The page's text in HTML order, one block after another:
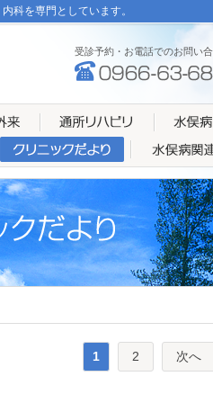
科を専門としています。
受診予約・お電話でのお問い
1 2 次へ